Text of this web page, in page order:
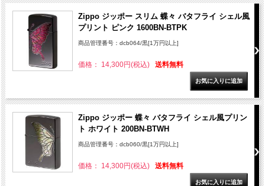
Zippo ジッポー スリム 蝶々 バタフライ シェル風
プリント ピンク 1600BN-BTPK
商品管理番号：dcb064/黒[1万円以上]
価格： 14,300円(税込) 送料無料
Zippo ジッポー 蝶々 バタフライ シェル風プリン
ト ホワイト 200BN-BTWH
商品管理番号：dcb060/黒[1万円以上]
価格： 14,300円(税込) 送料無料